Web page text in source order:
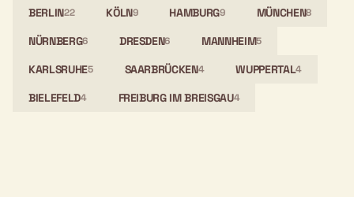
BERLIN22 KÖLN9 HAMBURG9 MÜNCHEN8
NÜRNBERG6 DRESDEN6 MANNHEIM5
KARLSRUHE5 SAARBRÜCKEN4 WUPPERTAL4
BIELEFELD4 FREIBURG IM BREISGAU4